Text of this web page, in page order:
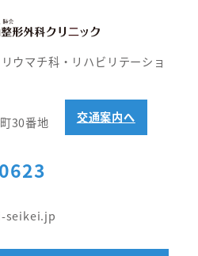
ウマチ科・リハビリテーショ
30番地 交通案内へ
seikei.jp